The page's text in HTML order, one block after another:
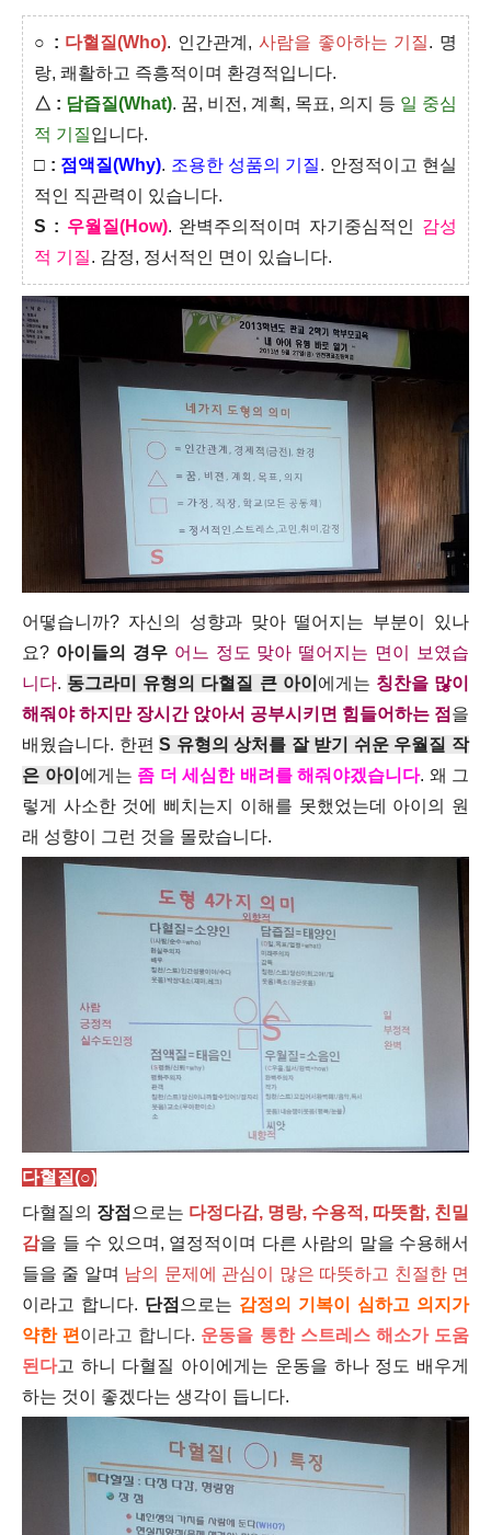
○ : 다혈질(Who). 인간관계, 사람을 좋아하는 기질. 명
랑, 쾌활하고 즉흥적이며 환경적입니다.
△ : 담즙질(What). 꿈, 비전, 계획, 목표, 의지 등 일 중심
적 기질입니다.
□ : 점액질(Why). 조용한 성품의 기질. 안정적이고 현실
적인 직관력이 있습니다.
S : 우월질(How). 완벽주의적이며 자기중심적인 감성
적 기질. 감정, 정서적인 면이 있습니다.
어떻습니까? 자신의 성향과 맞아 떨어지는 부분이 있나
요? 아이들의 경우 어느 정도 맞아 떨어지는 면이 보였습
니다. 동그라미 유형의 다혈질 큰 아이 에게는 칭찬을 많이
해줘야 하지만 장시간 앉아서 공부시키면 힘들어하는 점 을
배웠습니다. 한편S 유형의 상처를 잘 받기 쉬운 우월질 작
은 아이 에게는 좀 더 세심한 배려를 해줘야겠습니다. 왜 그
렇게 사소한 것에 삐치는지 이해를 못했었는데 아이의 원
래 성향이 그런 것을 몰랐습니다.
다혈질(○)
다혈질의 장점 으로는 다정다감, 명랑, 수용적, 따뜻함, 친밀
감을 들 수 있으며, 열정적이며 다른 사람의 말을 수용해서
들을 줄 알며 남의 문제에 관심이 많은 따뜻하고 친절한 면
이라고 합니다. 단점 으로는 감정의 기복이 심하고 의지가
약한 편 이라고 합니다. 운동을 통한 스트레스 해소가 도움
된다고 하니 다혈질 아이에게는 운동을 하나 정도 배우게
하는 것이 좋겠다는 생각이 듭니다.